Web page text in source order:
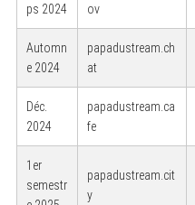
ps 2024
ov
Automn
e 2024
papadustream.ch
at
Déc.
2024
papadustream.ca
fe
1er
semestr
papadustream.cit
y